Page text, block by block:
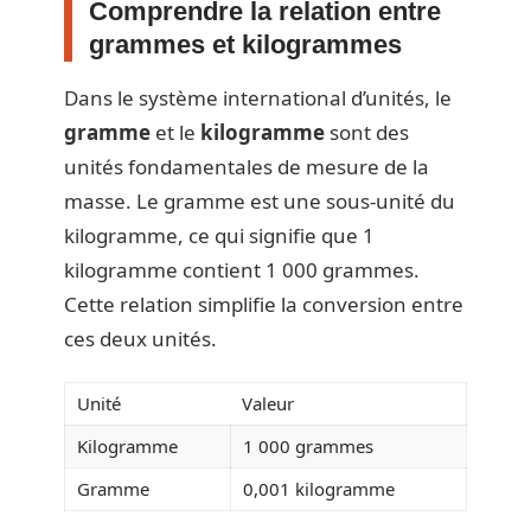
Comprendre la relation entre
grammes et kilogrammes
Dans le système international d’unités, le
gramme et le kilogramme sont des
unités fondamentales de mesure de la
masse. Le gramme est une sous-unité du
kilogramme, ce qui signifie que 1
kilogramme contient 1 000 grammes.
Cette relation simplifie la conversion entre
ces deux unités.
Unité
Valeur
Kilogramme
1 000 grammes
Gramme
0,001 kilogramme